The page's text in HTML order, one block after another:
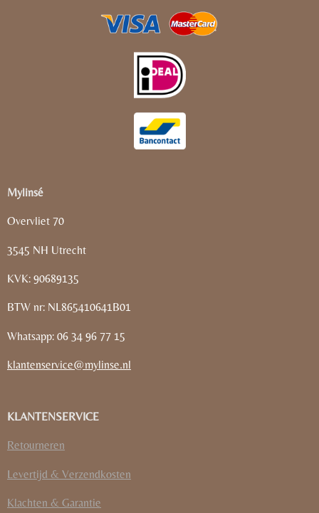
Mylinsé
Overvliet 70
3545 NH Utrecht
KVK: 90689135
BTW nr: NL865410641B01
Whatsapp: 06 34 96 77 15
klantenservice@mylinse.nl
KLANTENSERVICE
Retourneren
Levertijd & Verzendkosten
Klachten & Garantie